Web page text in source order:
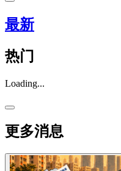
最新
热门
Loading...
更多消息